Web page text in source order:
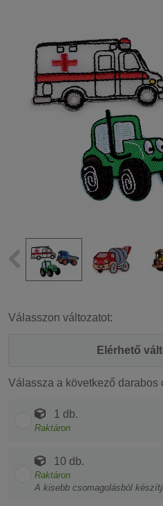
Válasszon változatot:
Elérhető
Válassza a következő darabos
1 db.
Raktáron
10 db.
Raktáron
A kisebb csomagolásból